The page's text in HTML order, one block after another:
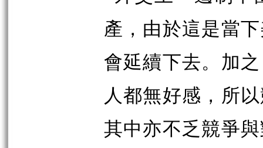
產，由於這是當
會延續下去。加
人都無好感，所
其中亦不乏競爭